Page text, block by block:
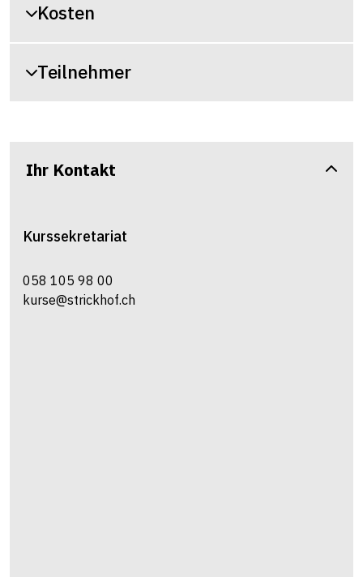
Kosten
Teilnehmer
Ihr Kontakt
Kurssekretariat
058 105 98 00
kurse@strickhof.ch